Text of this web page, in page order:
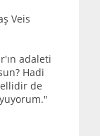
Veis
adaleti
Hadi
de